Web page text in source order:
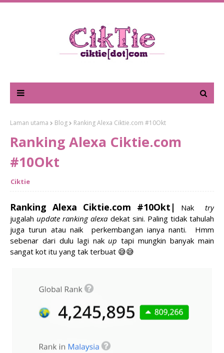
Laman utama Blog Ranking Alexa Ciktie.com #10Okt
Ranking Alexa Ciktie.com
#10Okt
Ciktie
Ranking Alexa Ciktie.com #10Okt| Nak try
jugalahupdate ranking alexa dekat sini. Paling tidak tahulah
juga turun atau naik perkembangan ianya nanti. Hmm
sebenar dari dulu lagi nakup tapi mungkin banyak main
sangat kot itu yang tak terbuat 😅😅